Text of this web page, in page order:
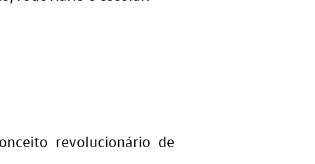
revolucionário de